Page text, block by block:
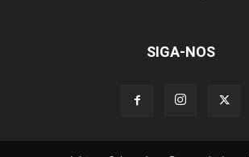
SIGA-NOS